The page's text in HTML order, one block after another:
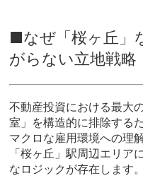
■なぜ「桜ヶ丘」
がらない立地戦略
不動産投資における最大
室」を構造的に排除する
マクロな雇用環境への理
「桜ヶ丘」駅周辺エリア
なロジックが存在します。